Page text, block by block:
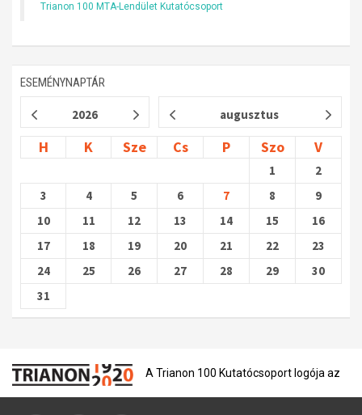
Trianon 100 MTA-Lendület Kutatócsoport
ESEMÉNYNAPTÁR
2026 augusztus
H K Sze Cs P Szo V
1
2
3
4 5 6 7 8
9
10
11 12 13 14 15
16
17
18 19 20 21 22
23
24
25 26 27 28 29
30
31
A Trianon 100 Kutatócsoport logója az